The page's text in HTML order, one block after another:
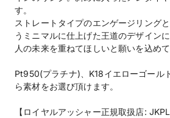
す。
ストレートタイプのエンゲージリング
うミニマルに仕上げた王道のデザイン
人の未来を重ねてほしいと願いを込めて
Pt950(プラチナ)、K18イエローゴール
ら素材をお選び頂けます。
【ロイヤルアッシャー正規取扱店: